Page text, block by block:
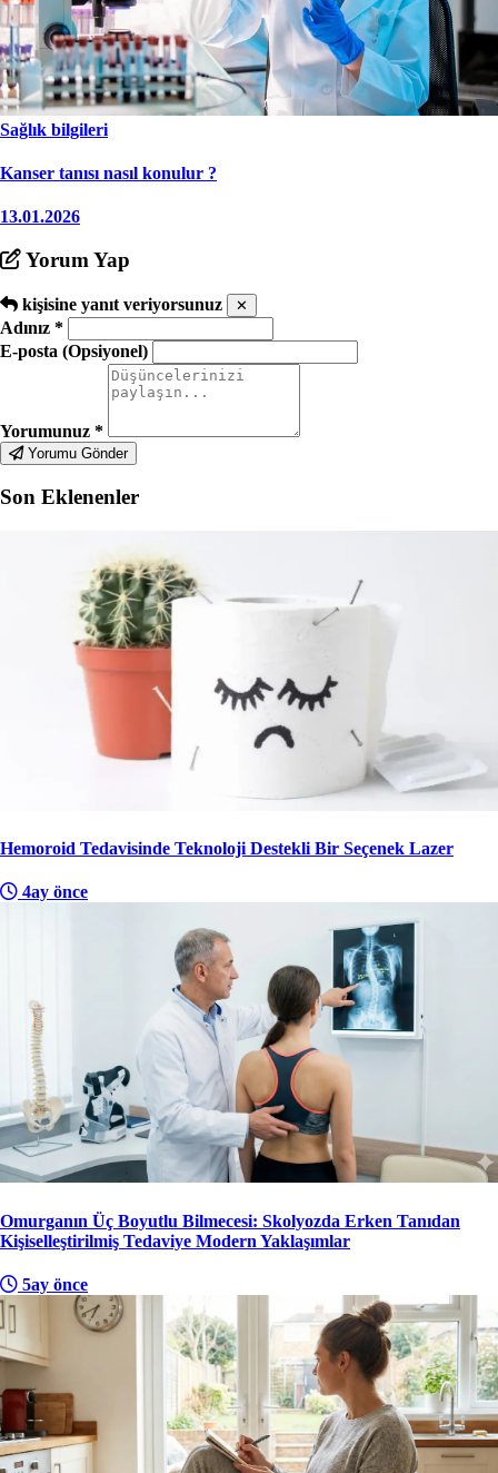
Sağlık bilgileri
Kanser tanısı nasıl konulur ?
13.01.2026
Yorum Yap
kişisine yanıt veriyorsunuz ✕
Adınız *
E-posta (Opsiyonel)
Yorumunuz *
Yorumu Gönder
Son Eklenenler
Hemoroid Tedavisinde Teknoloji Destekli Bir Seçenek Lazer
4ay önce
Omurganın Üç Boyutlu Bilmecesi: Skolyozda Erken Tanıdan
Kişiselleştirilmiş Tedaviye Modern Yaklaşımlar
5ay önce